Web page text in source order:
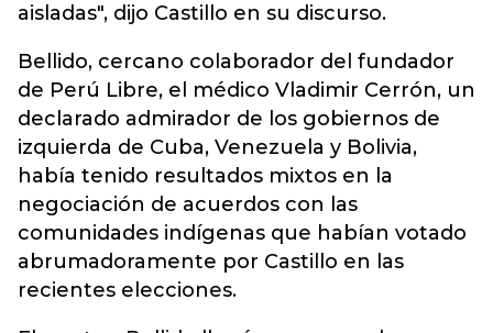
aisladas", dijo Castillo en su discurso.
Bellido, cercano colaborador del fundador
de Perú Libre, el médico Vladimir Cerrón, un
declarado admirador de los gobiernos de
izquierda de Cuba, Venezuela y Bolivia,
había tenido resultados mixtos en la
negociación de acuerdos con las
comunidades indígenas que habían votado
abrumadoramente por Castillo en las
recientes elecciones.